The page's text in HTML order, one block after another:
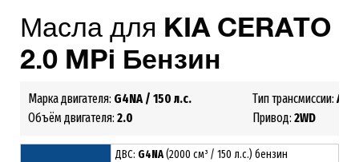
Масла для KIA CERATO
2.0 MPi Бензин
Марка двигателя: G4NA/ 150 л.с.
Объём двигателя: 2.0
Тип трансмиссии:
Привод: 2WD
ДВС: G4NA(2000 см³ / 150 л.с.) бензин